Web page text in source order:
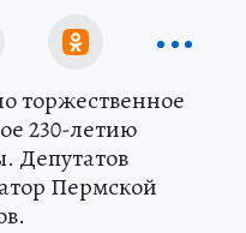
торжественное
230-летию
Депутатов
Пермской